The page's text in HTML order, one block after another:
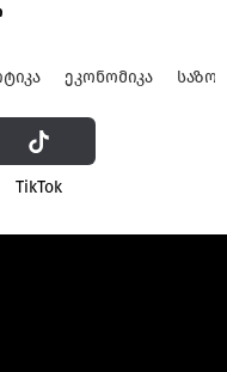
ᲔᲙᲝᲜᲝᲛᲘᲙᲐ
ТikТоk